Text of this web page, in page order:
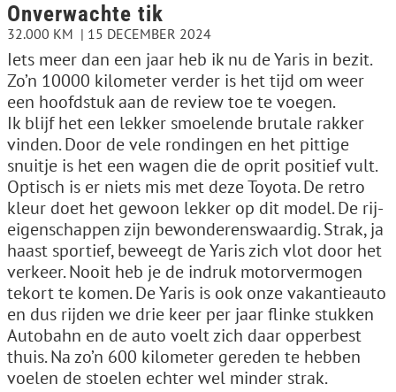
Onverwachte tik
32.000 KM 15 DECEMBER 2024
Iets meer dan een jaar heb ik nu de Yaris in bezit.
Zo’n 10000 kilometer verder is het tijd om weer
een hoofdstuk aan de review toe te voegen.
Ik blijf het een lekker smoelende brutale rakker
vinden. Door de vele rondingen en het pittige
snuitje is het een wagen die de oprit positief vult.
Optisch is er niets mis met deze Toyota. De retro
kleur doet het gewoon lekker op dit model. De rij-
eigenschappen zijn bewonderenswaardig. Strak, ja
haast sportief, beweegt de Yaris zich vlot door het
verkeer. Nooit heb je de indruk motorvermogen
tekort te komen. De Yaris is ook onze vakantieauto
en dus rijden we drie keer per jaar flinke stukken
Autobahn en de auto voelt zich daar opperbest
thuis. Na zo’n 600 kilometer gereden te hebben
voelen de stoelen echter wel minder strak.